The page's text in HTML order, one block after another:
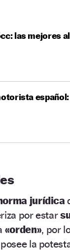
las mejores
jurídica
por estar
«orden», por
la